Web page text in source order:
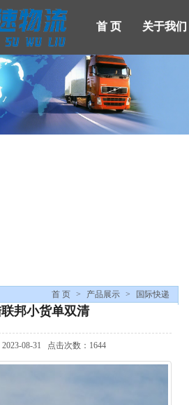
首 页 关于我们
产品展示 新闻中心 人才招聘
首 页 > 产品展示 > 国际快递
邦小货单双清
08-31 点击次数：1644